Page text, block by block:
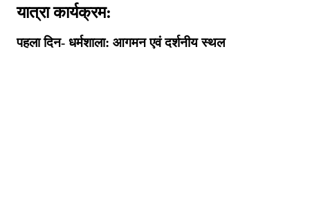
यात्रा कार्यक्रम:
पहला दिन- धर्मशाला: आगमन एवं दर्शनीय स्थल